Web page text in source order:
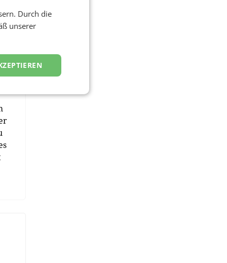
Durch die
unserer